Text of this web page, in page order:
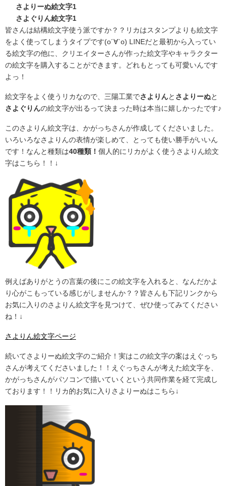
さよりーぬ絵文字1
さよぐりん絵文字1
皆さんは結構絵文字使う派ですか？？リカはスタンプよりも絵文字
をよく使ってしまうタイプです(о´∀`о) LINEだと最初から入ってい
る絵文字の他に、クリエイターさんが作った絵文字やキャラクター
の絵文字を購入することができます。どれもとっても可愛いんです
よっ！
絵文字をよく使うリカなので、三陽工業でさよりんと さよりーぬと
さよぐりんの絵文字が出るって決まった時は本当に嬉しかったです♪
このさよりん絵文字は、かがっちさんが作成してくださいました。
いろいろなさよりんの表情が楽しめて、とっても使い勝手がいいん
です！なんと種類は40種類！ 個人的にリカがよく使うさよりん絵文
字はこちら！！↓
例えばありがとうの言葉の後にこの絵文字を入れると、なんだかよ
り心がこもっている感じがしませんか？？皆さんも下記リンクから
お気に入りのさよりん絵文字を見つけて、ぜひ使ってみてください
ね！↓
さよりん絵文字ページ
続いてさよりーぬ絵文字のご紹介！実はこの絵文字の案はえぐっち
さんが考えてくださいました！！えぐっちさんが考えた絵文字を、
かがっちさんがパソコンで描いていくという共同作業を経て完成し
ております！！リカ的お気に入りさよりーぬはこちら↓